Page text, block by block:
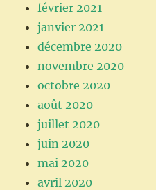
février 2021
janvier 2021
décembre 2020
novembre 2020
octobre 2020
août 2020
juillet 2020
juin 2020
mai 2020
avril 2020